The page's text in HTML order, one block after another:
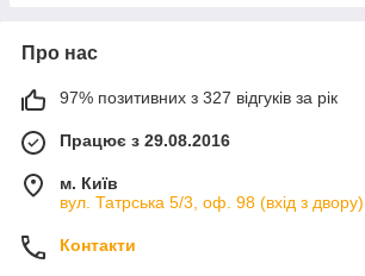
Про нас
97% позитивних з 327 відгуків за рік
Працює з 29.08.2016
м. Київ
вул. Татрська 5/3, оф. 98 (вхід з
Контакти